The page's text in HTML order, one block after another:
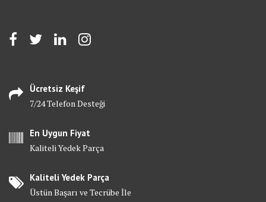
Ücretsiz Keşif
7/24 Telefon Desteği
En Uygun Fiyat
Kaliteli Yedek Parça
Kaliteli Yedek Parça
Üstün Başarı ve Tecrübe İle